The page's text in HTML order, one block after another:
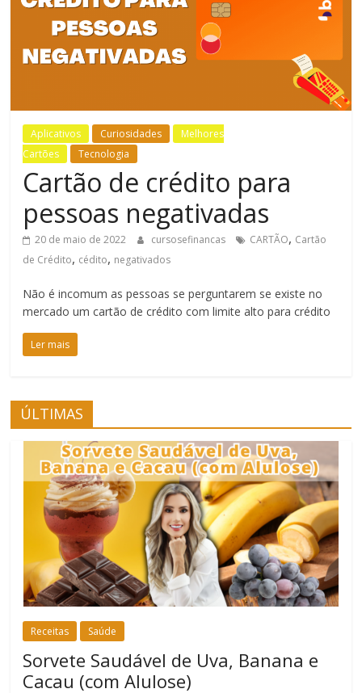
Aplicativos Curiosidades
Melhores
Cartões
Tecnologia
Cartão de crédito para
pessoas negativadas
20 de maio de 2022 cursosefinancas CARTÃO, Cartão
de Crédito, cédito, negativados
Não é incomum as pessoas se perguntarem se existe no
mercado um cartão de crédito com limite alto para crédito
Ler mais
ÚLTIMAS
Receitas Saúde
Sorvete Saudável de Uva, Banana e
Cacau (com Alulose)